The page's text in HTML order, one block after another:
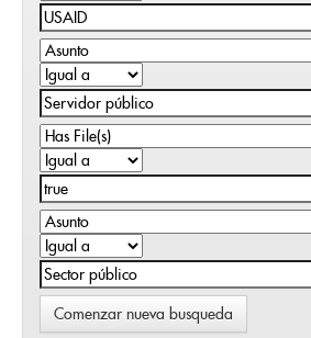
Comenzar nueva busqueda